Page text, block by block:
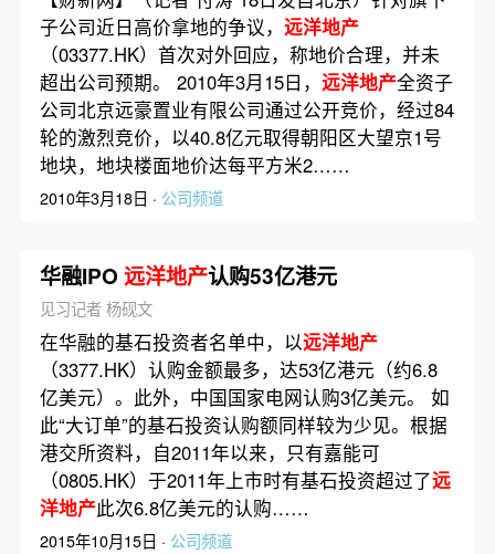
子公司近日高价拿地的争议， 远洋地产
（03377.HK）首次对外回应，称地价合理，并未
超出公司预期。 2010年3月15日， 远洋地产全资子
公司北京远豪置业有限公司通过公开竞价，经过84
轮的激烈竞价，以40.8亿元取得朝阳区大望京1号
地块，地块楼面地价达每平方米2……
2010年3月18日 · 公司频道
华融IPO远洋地产认购53亿港元
见习记者 杨砚文
在华融的基石投资者名单中，以远洋地产
（3377.HK）认购金额最多，达53亿港元（约6.8
亿美元）。此外，中国国家电网认购3亿美元。 如
此“大订单”的基石投资认购额同样较为少见。根据
港交所资料，自2011年以来，只有嘉能可
（0805.HK）于2011年上市时有基石投资超过了远
洋地产此次6.8亿美元的认购……
2015年10月15日 · 公司频道